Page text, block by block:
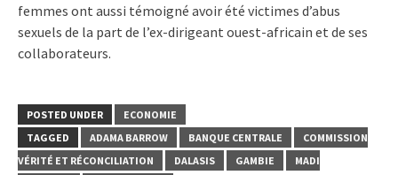
femmes ont aussi témoigné avoir été victimes d’abus
sexuels de la part de l’ex-dirigeant ouest-africain et de ses
collaborateurs.
POSTED UNDER
ECONOMIE
TAGGED
ADAMA BARROW BANQUE CENTRALE
COMMISSION
VÉRITÉ ET RÉCONCILIATION
DALASIS GAMBIE
MADI